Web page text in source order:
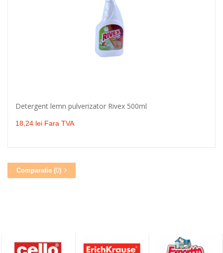
Detergent lemn pulverizator Rivex 500ml
18,24 lei Fara TVA
Comparatie (0)